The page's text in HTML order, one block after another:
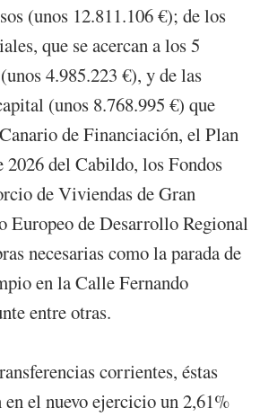
(unos 12.811.106 €); de los
que se acercan a los 5
4.985.223 €), y de las
(unos 8.768.995 €) que
de Financiación, el Plan
2026 del Cabildo, los Fondos
de Viviendas de Gran
Europeo de Desarrollo Regional
necesarias como la parada de
en la Calle Fernando
entre otras.
corrientes, éstas
el nuevo ejercicio un 2,61%